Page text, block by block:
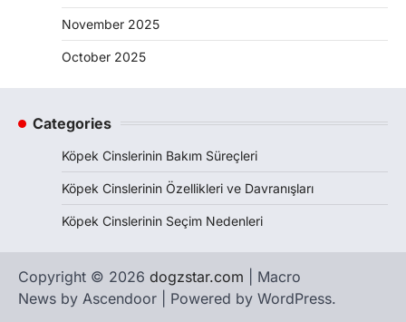
November 2025
October 2025
Categories
Köpek Cinslerinin Bakım Süreçleri
Köpek Cinslerinin Özellikleri ve Davranışları
Köpek Cinslerinin Seçim Nedenleri
Copyright © 2026 dogzstar.com | Macro
News by Ascendoor | Powered by WordPress.